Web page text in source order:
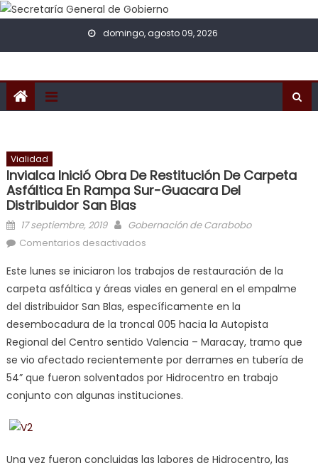
Skip to content
domingo, agosto 09, 2026
Vialidad
Invialca Inició Obra De Restitución De Carpeta
Asfáltica En Rampa Sur-Guacara Del
Distribuidor San Blas
Posted on
17 septiembre, 2019 Author
Gobernación de Carabobo
Comentarios desactivados
Guacara del Distribuidor San Blas
Este lunes se iniciaron los trabajos de restauración de la
carpeta asfáltica y áreas viales en general en el empalme
del distribuidor San Blas, específicamente en la
desembocadura de la troncal 005 hacia la Autopista
Regional del Centro sentido Valencia – Maracay, tramo que
se vio afectado recientemente por derrames en tubería de
54” que fueron solventados por Hidrocentro en trabajo
conjunto con algunas instituciones.
Una vez fueron concluidas las labores de Hidrocentro, las